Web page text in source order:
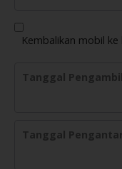
Kembalikan mobil
Tanggal
Tanggal